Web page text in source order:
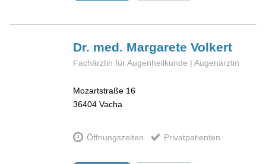
Dr. med. MargareteVolkert
Fachärztin für Augenheilkunde | Augenärztin
Mozartstraße 16
36404 Vacha
Öffnungszeiten Privatpatienten